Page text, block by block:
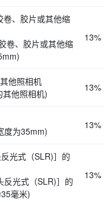
卷、胶片或其他缩
卷、胶片或其他缩
13%
他照相机
他照相机)
13%
度为35mm)
13%
光式（SLR)］的
反光式（SLR)］的
毫米)
13%